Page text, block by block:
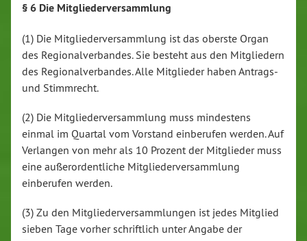
§ 6 Die Mitgliederversammlung
(1) Die Mitgliederversammlung ist das oberste Organ
des Regionalverbandes. Sie besteht aus den Mitgliedern
des Regionalverbandes. Alle Mitglieder haben Antrags-
und Stimmrecht.
(2) Die Mitgliederversammlung muss mindestens
einmal im Quartal vom Vorstand einberufen werden. Auf
Verlangen von mehr als 10 Prozent der Mitglieder muss
eine außerordentliche Mitgliederversammlung
einberufen werden.
(3) Zu den Mitgliederversammlungen ist jedes Mitglied
sieben Tage vorher schriftlich unter Angabe der